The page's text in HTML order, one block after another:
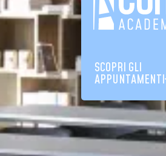
SCOPRI GLI
APPUNTAMENTI